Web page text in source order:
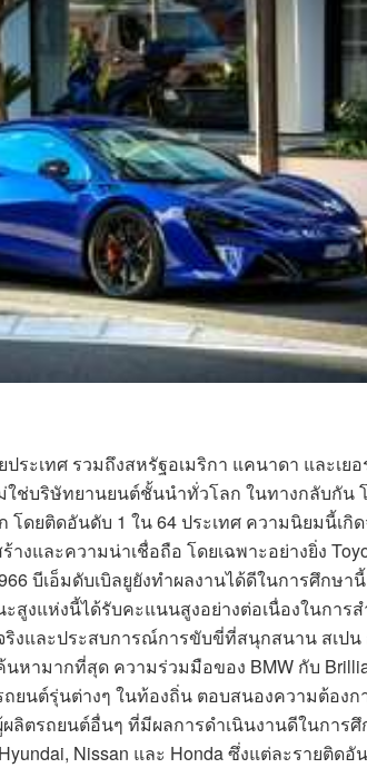
ะเทศ รวมถึงสหรัฐอเมริกา แคนาดา และเย
ม่ใช่บริษัทยานยนต์ชั้นนำทั่วโลก ในทางกลับกัน
ดยติดอันดับ 1 ใน 64 ประเทศ ความนิยมนี้เกิ
และความน่าเชื่อถือ โดยเฉพาะอย่างยิ่ง
บีเอ็มดับเบิลยูยังทำผลงานได้ดีในการศึกษา
สูงแห่งนี้ได้รับคะแนนสูงอย่างต่อเนื่องในการ
งและประสบการณ์การขับขี่ที่สนุกสนาน สเปน
หามากที่สุด ความร่วมมือของ BMW กับ
ยนต์รุ่นต่างๆ ในท้องถิ่น ตอบสนองความต้องก
ลิตรถยนต์อื่นๆ ที่มีผลการดำเนินงานดีในการศึ
Nissan และ Honda ซึ่งแต่ละรายติด